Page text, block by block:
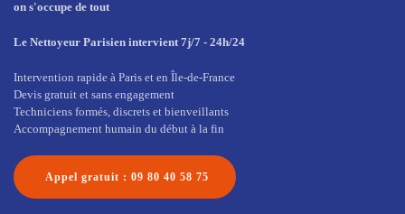
on s'occupe de tout
Le Nettoyeur Parisien intervient 7j/7 - 24h/24
Intervention rapide à Paris et en Île-de-France
Devis gratuit et sans engagement
Techniciens formés, discrets et bienveillants
Accompagnement humain du début à la fin
Appel gratuit : 09 80 40 58 75